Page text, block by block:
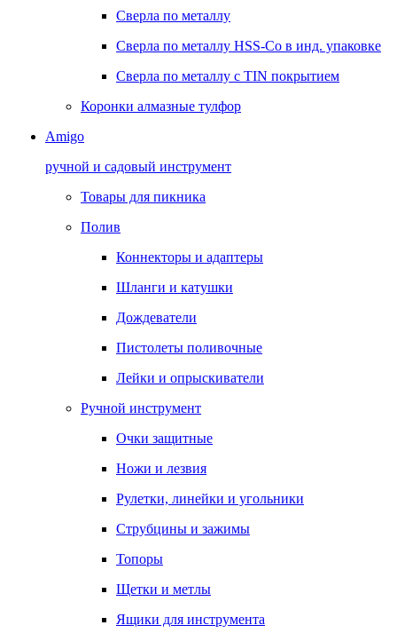
Сверла по металлу
Сверла по металлу HSS-Co в инд. упаковке
Сверла по металлу с TIN покрытием
Коронки алмазные тулфор
Amigo
ручной и садовый инструмент
Товары для пикника
Полив
Коннекторы и адаптеры
Шланги и катушки
Дождеватели
Пистолеты поливочные
Лейки и опрыскиватели
Ручной инструмент
Очки защитные
Ножи и лезвия
Рулетки, линейки и угольники
Струбцины и зажимы
Топоры
Щетки и метлы
Ящики для инструмента